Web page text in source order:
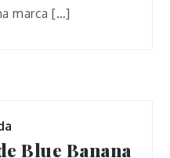
marca […]
Blue Banana